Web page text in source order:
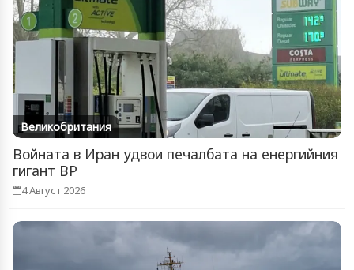
Великобритания
Войната в Иран удвои печалбата на енергийния
гигант BP
4 Август 2026